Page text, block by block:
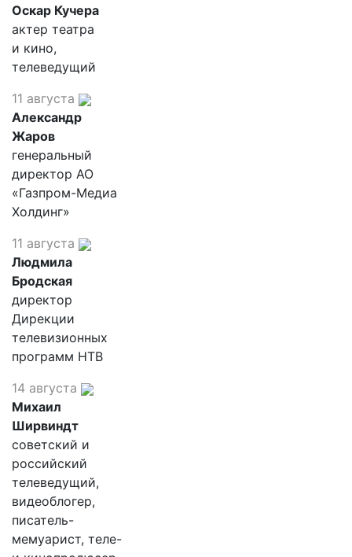
Оскар Кучера
актер театра
и кино,
телеведущий
11 августа
Александр
Жаров
генеральный
директор АО
«Газпром-Медиа
Холдинг»
11 августа
Людмила
Бродская
директор
Дирекции
телевизионных
программ НТВ
14 августа
Михаил
Ширвиндт
советский и
российский
телеведущий,
видеоблогер,
писатель-
мемуарист, теле-